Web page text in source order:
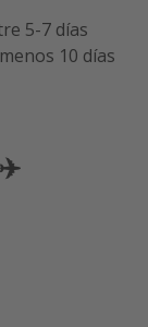
5-7 días
10 días
✈️